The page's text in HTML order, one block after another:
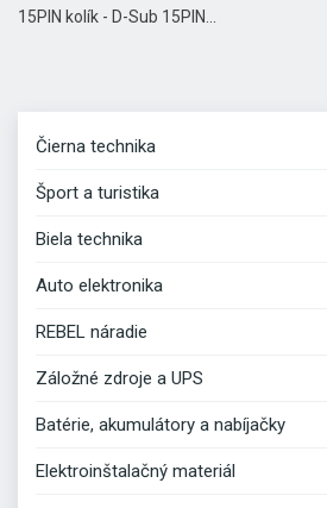
Čierna technika
Šport a turistika
Biela technika
Auto elektronika
REBEL náradie
Záložné zdroje a UPS
Batérie, akumulátory a nabíjačky
Elektroinštalačný materiál
15PIN kolík - D-Sub 15PIN...